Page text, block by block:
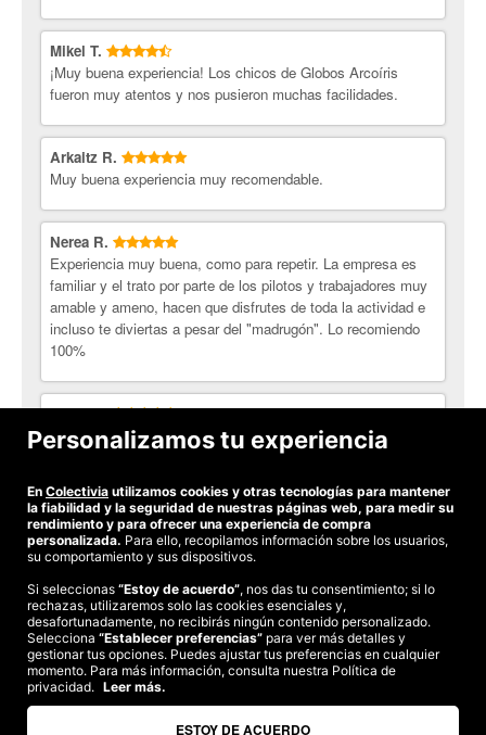
Mikel T.
¡Muy buena experiencia! Los chicos de Globos Arcoíris
fueron muy atentos y nos pusieron muchas facilidades.
Arkaitz R.
Muy buena experiencia muy recomendable.
Nerea R.
Experiencia muy buena, como para repetir. La empresa es
familiar y el trato por parte de los pilotos y trabajadores muy
amable y ameno, hacen que disfrutes de toda la actividad e
incluso te diviertas a pesar del "madrugón". Lo recomiendo
100%
Silvia G.
Una experiencia inolvidable, la gente muy amable.
Ver todas las opiniones
©2026 Colectivia
Términos y condiciones|Política de privacidad|Política de cookies
Estudio turismo de verano 2020
Personalizamos tu experiencia
En Colectivia utilizamos cookies y otras tecnologías para mantener
la fiabilidad y la seguridad de nuestras páginas web, para medir su
rendimiento y para ofrecer una experiencia de compra
personalizada. Para ello, recopilamos información sobre los usuarios,
su comportamiento y sus dispositivos.
Si seleccionas “Estoy de acuerdo”, nos das tu consentimiento; si lo
rechazas, utilizaremos solo las cookies esenciales y,
desafortunadamente, no recibirás ningún contenido personalizado.
Selecciona “Establecer preferencias” para ver más detalles y
gestionar tus opciones. Puedes ajustar tus preferencias en cualquier
momento. Para más información, consulta nuestra Política de
privacidad. Leer más.
ESTOY DE ACUERDO